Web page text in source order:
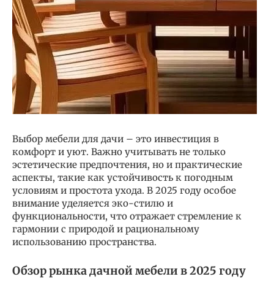
Выбор мебели для дачи – это инвестиция в
комфорт и уют. Важно учитывать не только
эстетические предпочтения, но и практические
аспекты, такие как устойчивость к погодным
условиям и простота ухода. В 2025 году особое
внимание уделяется эко-стилю и
функциональности, что отражает стремление к
гармонии с природой и рациональному
использованию пространства.
Обзор рынка дачной мебели в 2025 году